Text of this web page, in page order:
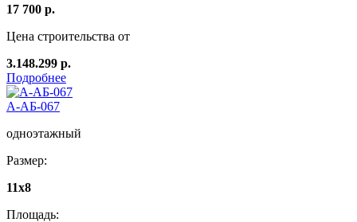
17 700 р.
Цена строительства от
3.148.299 р.
Подробнее
А-АБ-067
одноэтажный
Размер:
11x8
Площадь: